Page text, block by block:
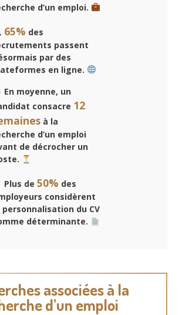
d’un emploi.
65% des
passent
par des
en ligne.
En moyenne, un
consacre 12
à la
d’un emploi
de décrocher un
Plus de 50% des
considèrent
personnalisation du CV
déterminante.
associées à la
d’un emploi